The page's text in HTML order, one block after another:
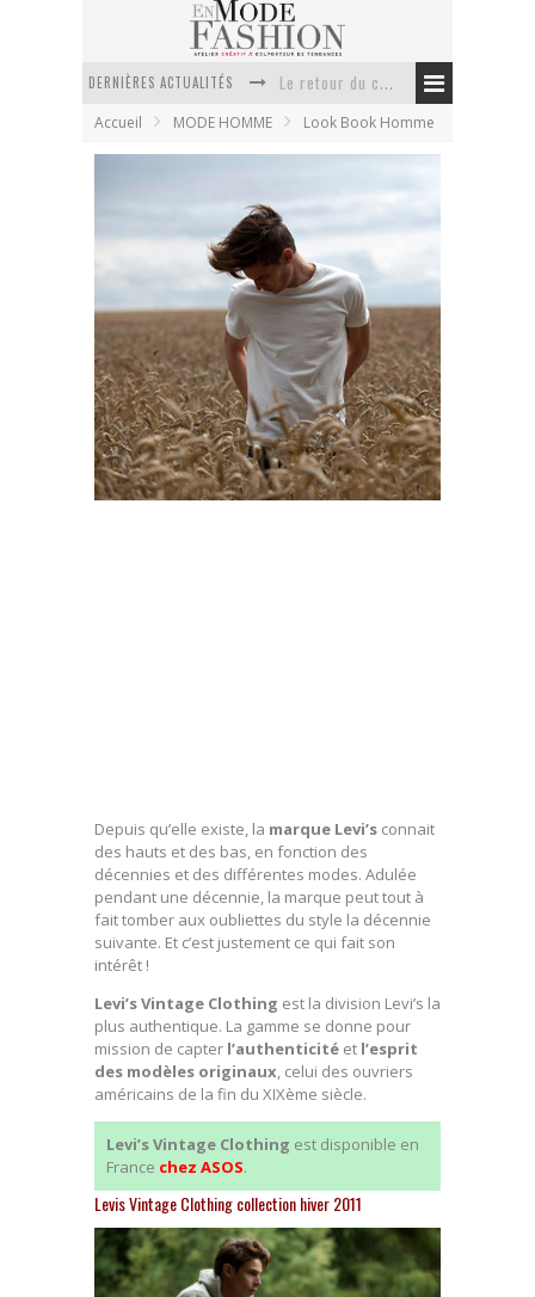
DERNIÈRES ACTUALITÉS
La trousse de toilette : l’accessoire indispensable de voyage
Week-end spa en automne : quel maillot de bain choisir ?
Pourquoi le costume sur mesure à Paris est un incontournable de l’élégance contemporaine ?
Accueil MODE HOMME Look Book Homme
Levis Vintage Clothing automne hiver 2011
En Mode Fashion
16 septembre 2011
Look Book Homme
Depuis qu’elle existe, la marque Levi’s connait
des hauts et des bas, en fonction des
décennies et des différentes modes. Adulée
pendant une décennie, la marque peut tout à
fait tomber aux oubliettes du style la décennie
suivante. Et c’est justement ce qui fait son
intérêt !
Levi’s Vintage Clothing est la division Levi’s la
plus authentique. La gamme se donne pour
mission de capter l’authenticité et l’esprit
des modèles originaux, celui des ouvriers
américains de la fin du XIXème siècle.
Levi’s Vintage Clothing est disponible en
France chez ASOS.
Levis Vintage Clothing collection hiver 2011